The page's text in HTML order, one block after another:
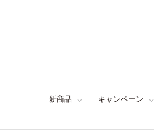
新商品 キャンペーン